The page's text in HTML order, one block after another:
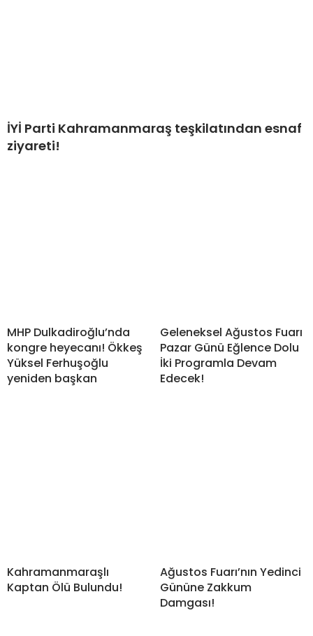
İYİ Parti Kahramanmaraş teşkilatından esnaf
ziyareti!
MHP Dulkadiroğlu’nda
kongre heyecanı! Ökkeş
Yüksel Ferhuşoğlu
yeniden başkan
Geleneksel Ağustos Fuarı
Pazar Günü Eğlence Dolu
İki Programla Devam
Edecek!
Kahramanmaraşlı
Kaptan Ölü Bulundu!
Ağustos Fuarı’nın Yedinci
Gününe Zakkum
Damgası!